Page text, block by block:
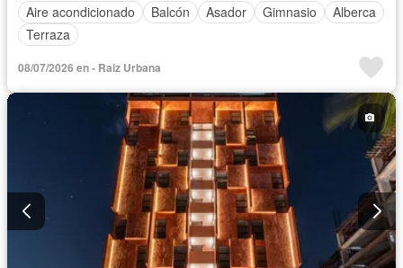
Aire acondicionado
Balcón Asador Gimnasio
Alberca
Terraza
08/07/2026 en - Raiz Urbana